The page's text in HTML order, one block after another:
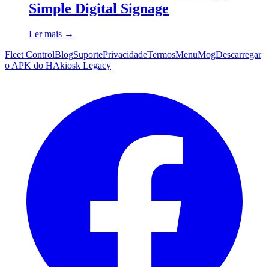
Simple Digital Signage
Ler mais →
Fleet ControlBlogSuportePrivacidadeTermosMenuMogDescarregar
o APK do HAkiosk Legacy